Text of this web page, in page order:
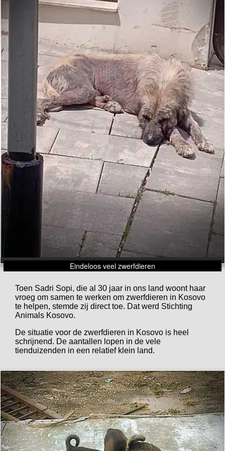
Eindeloos veel zwerfdieren
Toen Sadri Sopi, die al 30 jaar in ons land woont haar
vroeg om samen te werken om zwerfdieren in Kosovo
te helpen, stemde zij direct toe. Dat werd Stichting
Animals Kosovo.
De situatie voor de zwerfdieren in Kosovo is heel
schrijnend. De aantallen lopen in de vele
tienduizenden in een relatief klein land.